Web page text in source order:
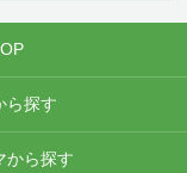
ら探す
から探す